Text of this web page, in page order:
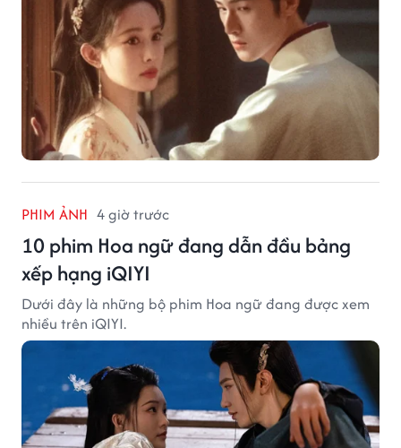
PHIM ẢNH 4 giờ trước
10 phim Hoa ngữ đang dẫn đầu bảng
xếp hạng iQIYI
Dưới đây là những bộ phim Hoa ngữ đang được xem
nhiều trên iQIYI.